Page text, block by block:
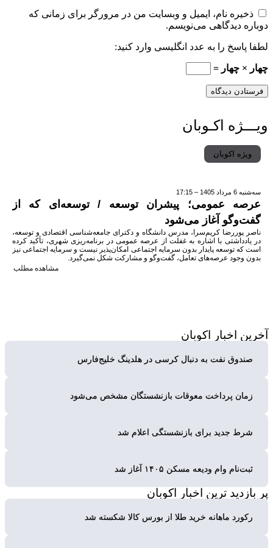
ذخیره نام، ایمیل و وبسایت من در مرورگر برای زمانی که
دوباره دیدگاهی می‌نویسم.
لطفا پاسخ را به عدد انگلیسی وارد کنید:
چهار × چهار =
ویـــژه اکـوبان
ویژه اکوبان
سه‌شنبه 6 مرداد 1405 – 17:15
عرصه عمومی؛ پیشران توسعه / توسعه‌ای که از
گفت‌وگو آغاز می‌شود
ناصر پوررضا کریم‌سرا، مدرس دانشگاه و دکترای جامعه‌شناسی اقتصادی و توسعه،
در یادداشتی با اشاره به غفلت از عرصه عمومی در برنامه‌ریزی شهری، تأکید کرده
است که توسعه پایدار بدون سرمایه اجتماعی امکان‌پذیر نیست و سرمایه اجتماعی نیز
بدون وجود عرصه‌های تعامل، گفت‌وگو و مشارکت شکل نمی‌گیرد.
مشاهده مطلب
آخرین اخبار اکوبان
صندوق نفت به دنبال کرسی در هلدینگ خلیج‌فارس
زمان پرداخت معوقات بازنشستگان مشخص می‌شود
شرط جدید برای بازنشستگی اعلام شد
ثبت‌نام وام ودیعه مسکن ۱۴۰۵ آغاز شد
پر بازدید ترین اخبار اکوبان
رکورد ماهانه خرید طلا از بورس کالا شکسته شد